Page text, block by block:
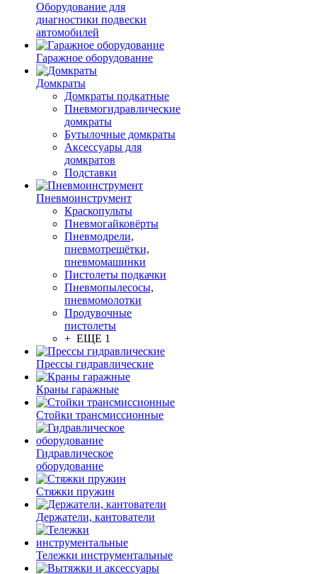
Оборудование для
диагностики подвески
автомобилей
Гаражное оборудование
Домкраты
Домкраты подкатные
Пневмогидравлические
домкраты
Бутылочные домкраты
Аксессуары для
домкратов
Подставки
Пневмоинструмент
Краскопульты
Пневмогайковёрты
Пневмодрели,
пневмотрещётки,
пневмомашинки
Пистолеты подкачки
Пневмопылесосы,
пневмомолотки
Продувочные
пистолеты
+ ЕЩЕ 1
Прессы гидравлические
Краны гаражные
Стойки трансмиссионные
Гидравлическое
оборудование
Стяжки пружин
Держатели, кантователи
Тележки инструментальные